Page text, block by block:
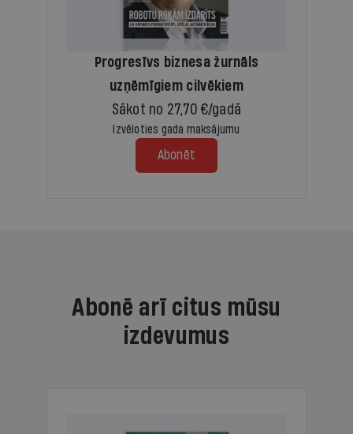
Progresīvs biznesa žurnāls
uzņēmīgiem cilvēkiem
Sākot no 27,70 €/gadā
Izvēloties gada maksājumu
Abonēt
Abonē arī citus mūsu
izdevumus